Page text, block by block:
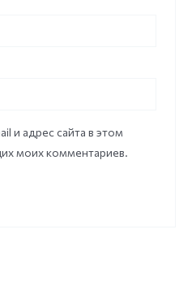
и адрес сайта в этом
моих комментариев.